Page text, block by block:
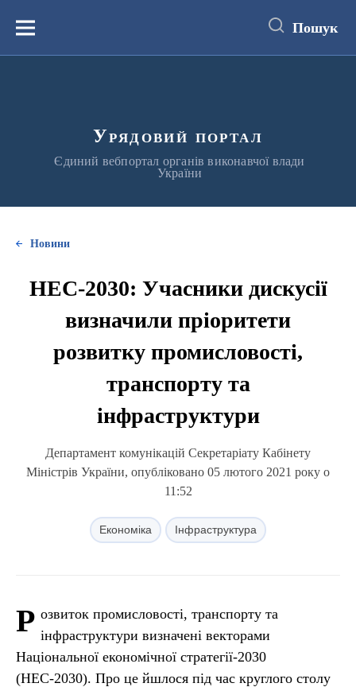
вмістуМеню Пошук
Урядовий портал
Єдиний вебпортал органів виконавчої влади
України
Новини
НЕС-2030: Учасники дискусії
визначили пріоритети
розвитку промисловості,
транспорту та
інфраструктури
Департамент комунікацій Секретаріату Кабінету
Міністрів України, опубліковано 05 лютого 2021 року о
11:52
Економіка Інфраструктура
Р озвиток промисловості, транспорту та
інфраструктури визначені векторами
Національної економічної стратегії-2030
(НЕС-2030). Про це йшлося під час круглого столу